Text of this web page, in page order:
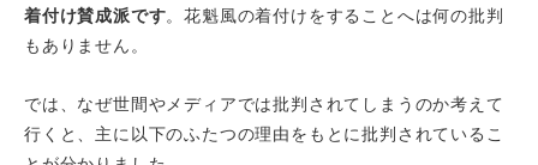
着付け賛成派です。花魁風の着付けをすることへは何の批判
もありません。
では、なぜ世間やメディアでは批判されてしまうのか考えて
行くと、主に以下のふたつの理由をもとに批判されているこ